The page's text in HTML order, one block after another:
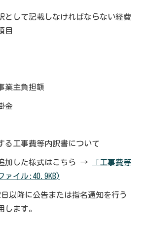
として記載しなければならない経費
目
業主負担額
金
る工事費等内訳書について
加した様式はこちら →
「工事費等
ァイル:40.9KB)
以降に公告または指名通知を行う
します。